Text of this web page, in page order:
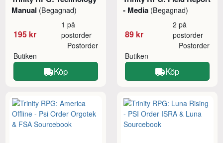
Manual (Begagnad)
195 kr
1 på
postorder
Butiken
Postorder
Köp
- Media (Begagnad)
89 kr
2 på
postorder
Butiken
Postorder
Köp